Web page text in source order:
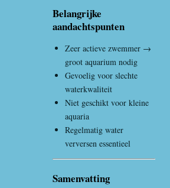
Belangrijke
aandachtspunten
Zeer actieve zwemmer →
groot aquarium nodig
Gevoelig voor slechte
waterkwaliteit
Niet geschikt voor kleine
aquaria
Regelmatig water
verversen essentieel
Samenvatting